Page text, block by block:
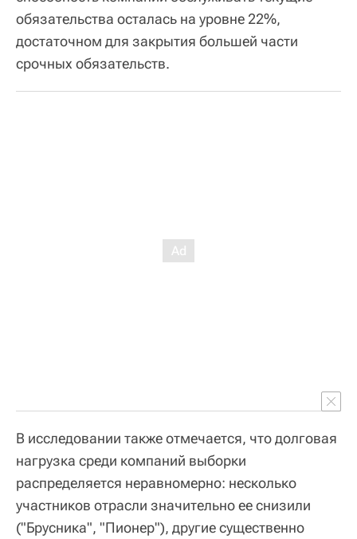
обязательства осталась на уровне 22%,
достаточном для закрытия большей части
срочных обязательств.
В исследовании также отмечается, что долговая
нагрузка среди компаний выборки
распределяется неравномерно: несколько
участников отрасли значительно ее снизили
("Брусника", "Пионер"), другие существенно